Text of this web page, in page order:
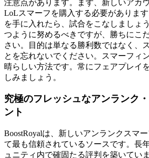
注意点があります。まず、新しいアカ
LoLスマーフを購入する必要がありま
を手に入れたら、試合をこなしましょ
つように努めるべきですが、勝ちにこ
さい。目的は単なる勝利数ではなく、
とを忘れないでください。スマーフィ
晴らしい方法です。常にフェアプレイ
しみましょう。
究極のフレッシュなアンランク
ント
BoostRoyalは、新しいアンランクスマ
て最も信頼されているソースです。長
ュニティ内で確固たる評判を築いてい